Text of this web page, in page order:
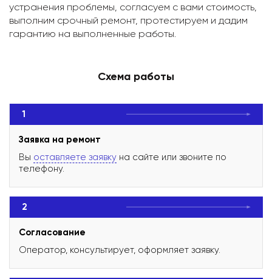
устранения проблемы, согласуем с вами стоимость,
выполним срочный ремонт, протестируем и дадим
гарантию на выполненные работы.
Схема работы
1
Заявка на ремонт
Вы оставляете заявку на сайте или звоните по
телефону.
2
Согласование
Оператор, консультирует, оформляет заявку.